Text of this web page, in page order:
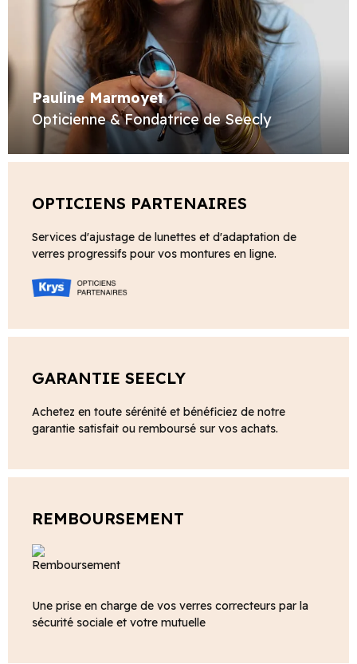
Pauline Marmoyet
Opticienne & Fondatrice de Seecly
OPTICIENS PARTENAIRES
Services d'ajustage de lunettes et d'adaptation de
verres progressifs pour vos montures en ligne.
GARANTIE SEECLY
Achetez en toute sérénité et bénéficiez de notre
garantie satisfait ou remboursé sur vos achats.
REMBOURSEMENT
Une prise en charge de vos verres correcteurs par la
sécurité sociale et votre mutuelle